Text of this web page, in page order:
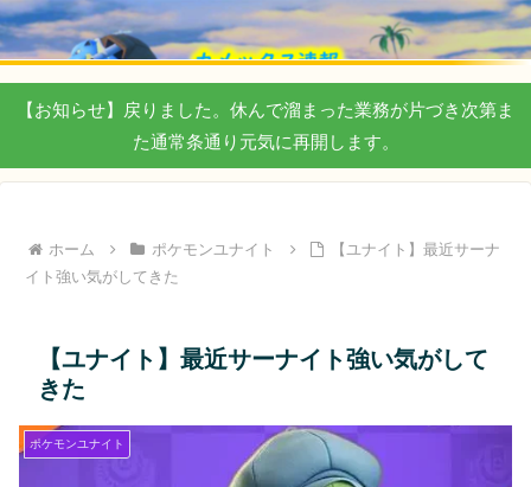
【お知らせ】戻りました。休んで溜まった業務が片づき次第ま
た通常条通り元気に再開します。
ホーム ポケモンユナイト
【ユナイト】最近サーナ
イト強い気がしてきた
【ユナイト】最近サーナイト強い気がして
きた
ポケモンユナイト